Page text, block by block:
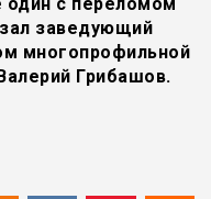
один с переломом
заведующий
многопрофильной
Грибашов.